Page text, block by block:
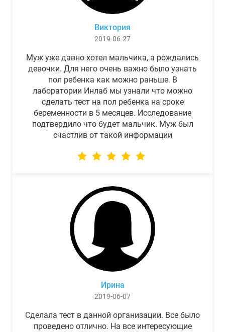
Виктория
2019-06-27
Муж уже давно хотел мальчика, а рождались
девочки. Для него очень важно было узнать
пол ребенка как можно раньше. В
лаборатории Инлаб мы узнали что можно
сделать тест на пол ребенка на сроке
беременности в 5 месяцев. Исследование
подтвердило что будет мальчик. Муж был
счастлив от такой информации
Ирина
2019-06-07
Сделала тест в данной организации. Все было
проведено отлично. На все интересующие